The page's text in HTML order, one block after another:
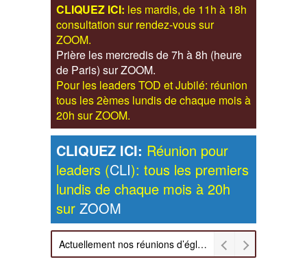
CLIQUEZ ICI: les mardis, de 11h à 18h
consultation sur rendez-vous sur
ZOOM.
Prière les mercredis de 7h à 8h (heure
de Paris) sur ZOOM.
Pour les leaders TOD et Jubilé: réunion
tous les 2èmes lundis de chaque mois à
20h sur ZOOM.
CLIQUEZ ICI: Réunion pour
leaders (CLI): tous les premiers
lundis de chaque mois à 20h
sur ZOOM
Actuellement nos réunions d’église sont retransmises sur ZOOM les dimanches à 11h et vendredis à 20h00